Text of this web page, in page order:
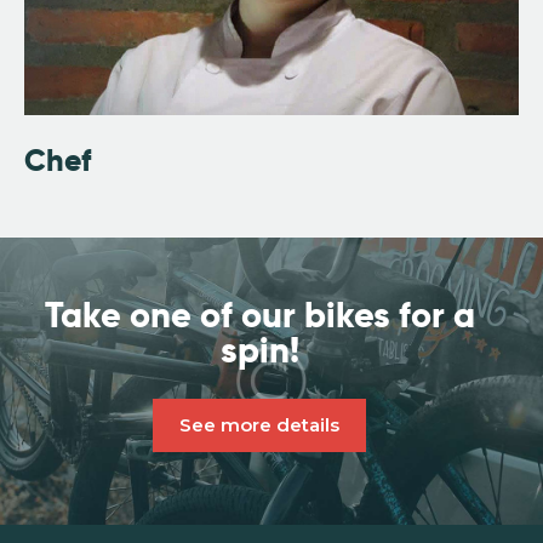
Chef
Take one of our bikesfor a
spin!
See more details